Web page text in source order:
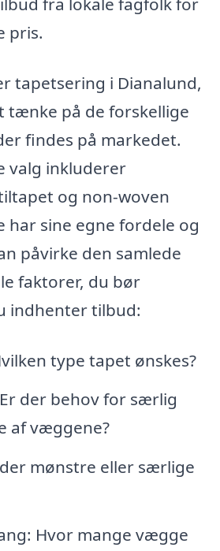
pris.
tapetsering i Dianalund,
tænke på de forskellige
findes på markedet.
valg inkluderer
og non-woven
har sine egne fordele og
påvirke den samlede
faktorer, du bør
indhenter tilbud:
type tapet ønskes?
der behov for særlig
af væggene?
mønstre eller særlige
Hvor mange vægge